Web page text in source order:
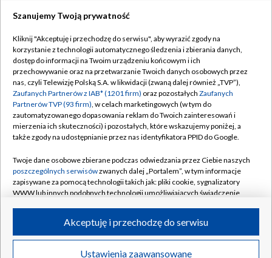
TVP
Abonament TVP
Emisja w TVP
Centrum informacji TVP
Naziemna Telewizja Cyfrowa
Rada Programowa
System NOS
Informacje o nadawcy
Program dla prasy
Regulamin TVP
Polityka prywatności
Moje zgody
Pomoc
Kontakt
Kanały
©2026 Telewizja Polska S.A. w likwidacji
Szanujemy Twoją prywatność
Kliknij "Akceptuję i przechodzę do serwisu", aby wyrazić zgody na
korzystanie z technologii automatycznego śledzenia i zbierania danych,
dostęp do informacji na Twoim urządzeniu końcowym i ich
przechowywanie oraz na przetwarzanie Twoich danych osobowych przez
nas, czyli Telewizję Polską S.A. w likwidacji (zwaną dalej również „TVP”),
Zaufanych Partnerów z IAB* (1201 firm) oraz pozostałych Zaufanych
Partnerów TVP (93 firm), w celach marketingowych (w tym do
zautomatyzowanego dopasowania reklam do Twoich zainteresowań i
mierzenia ich skuteczności) i pozostałych, które wskazujemy poniżej, a
także zgody na udostępnianie przez nas identyfikatora PPID do Google.
Twoje dane osobowe zbierane podczas odwiedzania przez Ciebie naszych
poszczególnych serwisówzwanych dalej „Portalem”, w tym informacje
zapisywane za pomocą technologii takich jak: pliki cookie, sygnalizatory
WWW lub innych podobnych technologii umożliwiających świadczenie
ruchu w Internecie.
Twoje dane osobowe zbierane podczas odwiedzania przez Ciebie
Ustawienia zaawansowane
Akceptuję i przechodzę do serwisu